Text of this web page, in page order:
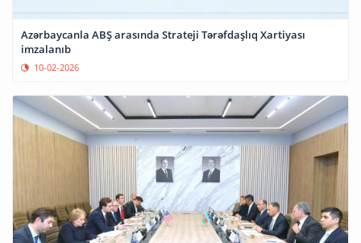
Azərbaycanla ABŞ arasında Strateji Tərəfdaşlıq Xartiyası
imzalanıb
10-02-2026